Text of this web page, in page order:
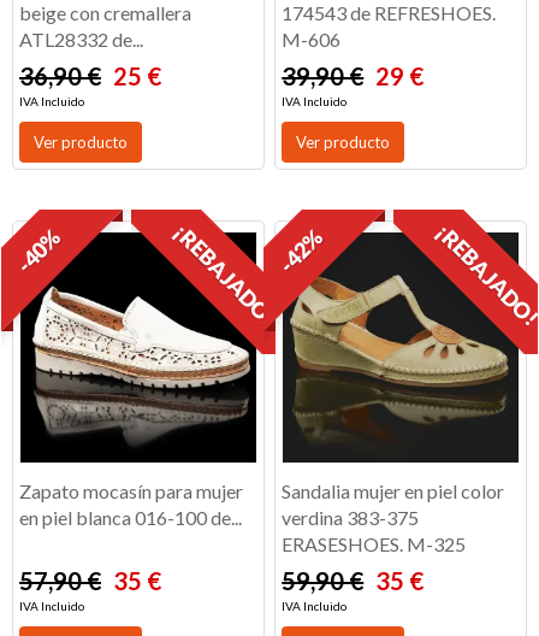
beige con cremallera
ATL28332 de...
36,90 € 25 €
IVA Incluido
Ver producto
174543 de REFRESHOES.
M-606
39,90 € 29 €
IVA Incluido
Ver producto
¡REBAJADO!
-40%
Zapato mocasín para mujer
en piel blanca 016-100 de...
57,90 € 35 €
IVA Incluido
-42%
Sandalia mujer en piel color
verdina 383-375
ERASESHOES. M-325
59,90 € 35 €
IVA Incluido